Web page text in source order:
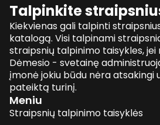
Talpinkite
Kiekvienas gali talpinti
katalogą. Visi talpinami
straipsnių talpinimo taisykles,
Dėmesio - svetainę
įmonė jokiu būdu nėra atsakingi
pateiktą turinį.
Meniu
Straipsnių talpinimo taisyklės